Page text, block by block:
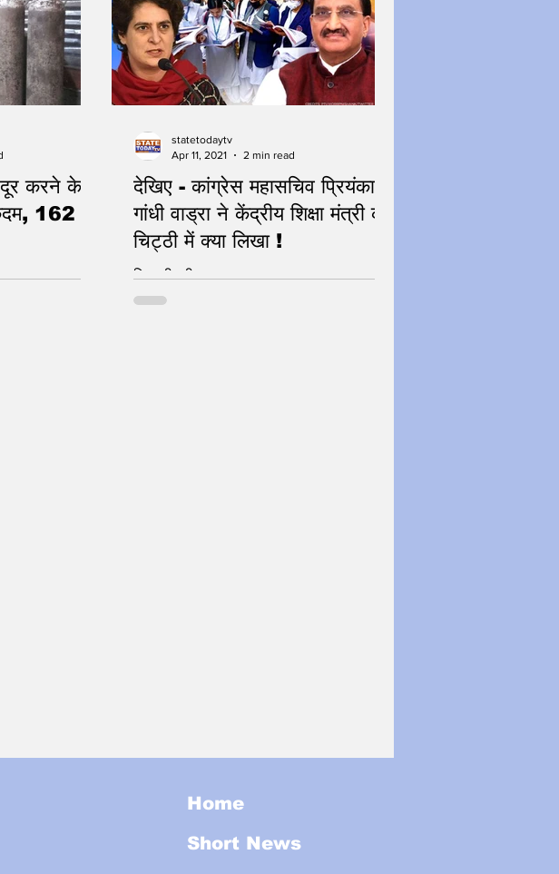
करने के
162
देखिए - कांग्रेस महासचिव प्रियंका
गांधी वाड्रा ने केंद्रीय शिक्षा मंत्री को
चिट्ठी में क्या लिखा !
सियासी परीक्षा
statetodaytv
Apr 11, 2021
2 min read
Home
Short News